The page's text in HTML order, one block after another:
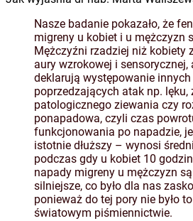
Nasze badanie pokazało, że
migreny u kobiet i u mężczyzn
Mężczyźni rzadziej niż kobiety
aury wzrokowej i sensorycznej,
deklarują występowanie
poprzedzających atak np. lęku,
patologicznego ziewania czy
ponapadowa, czyli czas
funkcjonowania po napadzie,
istotnie dłuższy – wynosi
podczas gdy u kobiet 10
napady migreny u mężczyzn
silniejsze, co było dla nas
ponieważ do tej pory nie było
światowym piśmiennictwie.